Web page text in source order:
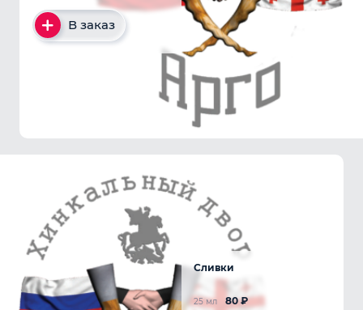
В заказ
Сливки
80₽
25 мл